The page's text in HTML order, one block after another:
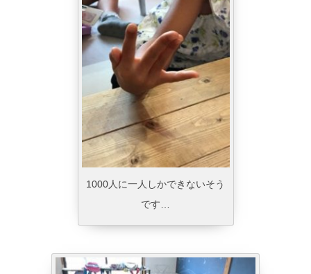
1000人に一人しかできないそう
です…